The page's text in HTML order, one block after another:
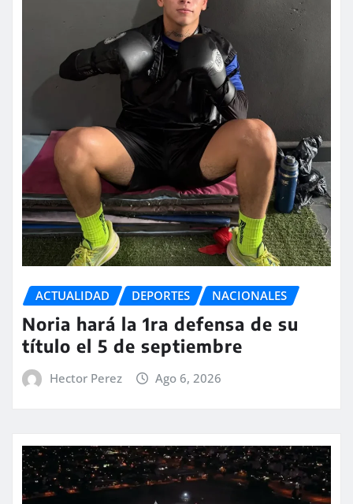
ACTUALIDAD DEPORTES NACIONALES
Noria hará la 1ra defensa de su
título el 5 de septiembre
Hector Perez Ago 6, 2026